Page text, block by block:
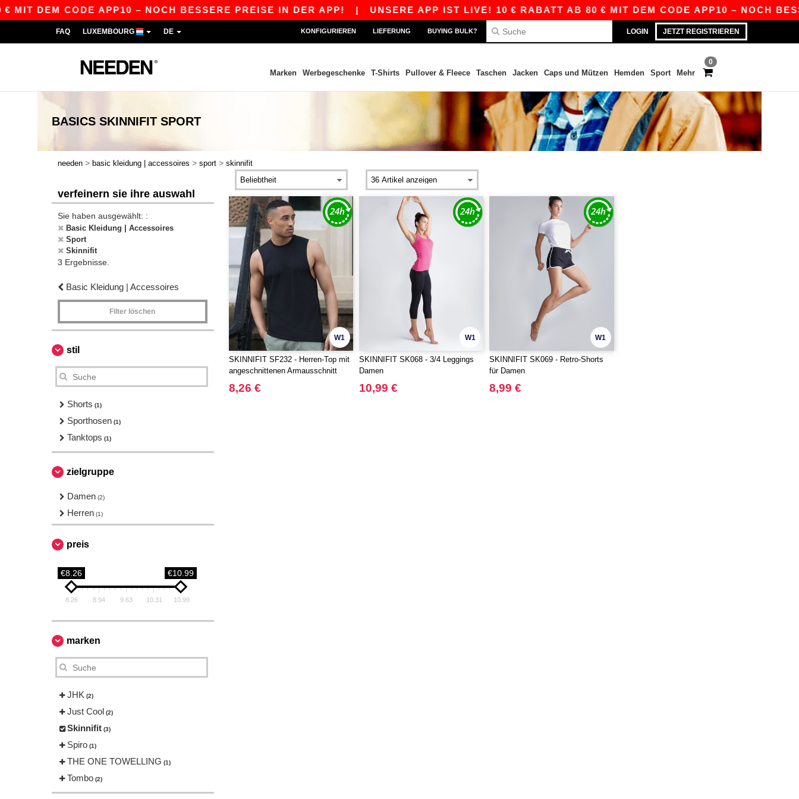
DEM CODE APP10 – NOCH BESSERE PREISE IN DER APP!| UNSERE APP IST LIVE! 10 € RABATT AB 80 € MIT DEM CODE APP10 – NOCH
LOGIN JETZT REGISTRIEREN
FAQ LUXEMBOURG DE KONFIGURIEREN LIEFERUNG BUYING BULK?
0
Marken Werbegeschenke T-Shirts Pullover & Fleece Taschen Jacken Caps und Mützen Hemden Sport Mehr
BASICS SKINNIFIT SPORT
needen > basic kleidung | accessoires > sport > skinnifit
verfeinern sie ihre auswahl
Sie haben ausgewählt: :
Basic Kleidung | Accessoires
Sport
Skinnifit
3 Ergebnisse.
Basic Kleidung | Accessoires
Filter löschen
stil
Shorts (1)
Sporthosen (1)
Tanktops (1)
zielgruppe
Damen (2)
Herren (1)
preis
€8.26 €10.99
8.26 8.94 9.63 10.31 10.99
marken
JHK (2)
Just Cool (2)
Skinnifit (3)
Spiro (1)
THE ONE TOWELLING (1)
Tombo (2)
W1
SKINNIFIT SF232 - Herren-Top mit
angeschnittenen Armausschnitt
8,26 €
W1
SKINNIFIT SK068 - 3/4 Leggings
Damen
10,99 €
W1
SKINNIFIT SK069 - Retro-Shorts
für Damen
8,99 €